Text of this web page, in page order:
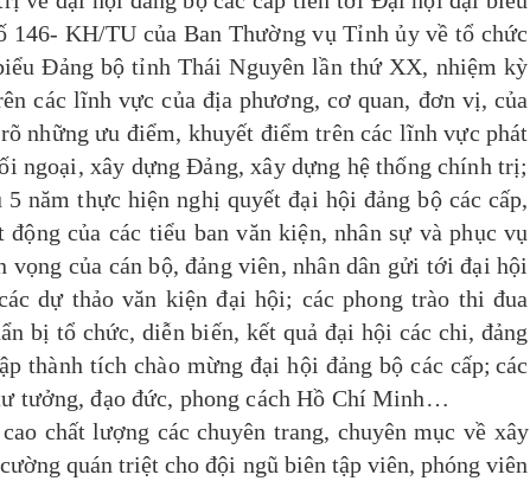
KH/TU của Ban Thường vụ Tỉnh ủy về tổ chức
Đảng bộ tỉnh Thái Nguyên lần thứ XX, nhiệm kỳ
các lĩnh vực của địa phương, cơ quan, đơn vị, của
những ưu điểm, khuyết điểm trên các lĩnh vực phát
ngoại, xây dựng Đảng, xây dựng hệ thống chính trị;
năm thực hiện nghị quyết đại hội đảng bộ các cấp,
của các tiểu ban văn kiện, nhân sự và phục vụ
của cán bộ, đảng viên, nhân dân gửi tới đại hội
dự thảo văn kiện đại hội; các phong trào thi đua
bị tổ chức, diễn biến, kết quả đại hội các chi, đảng
thành tích chào mừng đại hội đảng bộ các cấp; các
tưởng, đạo đức, phong cách Hồ Chí Minh…
chất lượng các chuyên trang, chuyên mục về xây
quán triệt cho đội ngũ biên tập viên, phóng viên